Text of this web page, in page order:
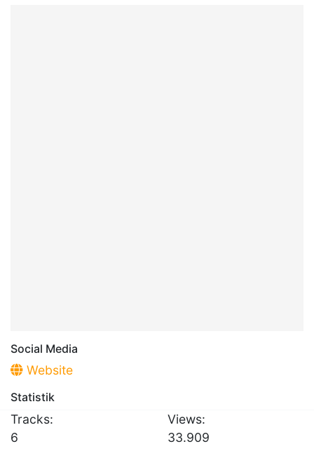
Social Media
Website
Statistik
Tracks:
6
Views:
33.909